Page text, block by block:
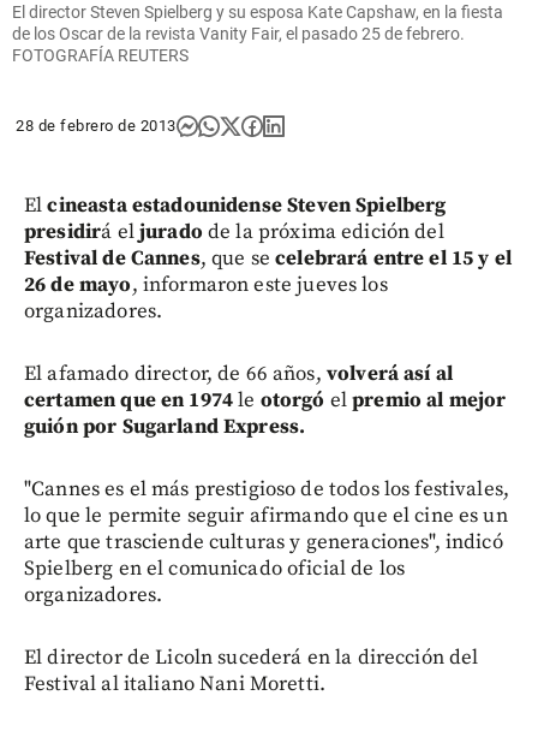
El director Steven Spielberg y su esposa Kate Capshaw, en la fiesta
de los Oscar de la revista Vanity Fair, el pasado 25 de febrero.
FOTOGRAFÍA REUTERS
28 de febrero de 2013
Elcineasta estadounidense Steven Spielberg
presidirá eljurado de la próxima edición del
Festival de Cannes, que secelebrará entre el 15 y el
26 de mayo, informaron este jueves los
organizadores.
El afamado director, de 66 años, volverá así al
certamen que en 1974le otorgó elpremio al mejor
guión por Sugarland Express.
"Cannes es el más prestigioso de todos los festivales,
lo que le permite seguir afirmando que el cine es un
arte que trasciende culturas y generaciones", indicó
Spielberg en el comunicado oficial de los
organizadores.
El director de Licoln sucederá en la dirección del
Festival al italiano Nani Moretti.